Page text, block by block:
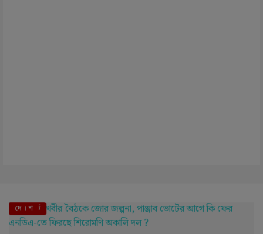
এই মুহূর্তে
দে । শ